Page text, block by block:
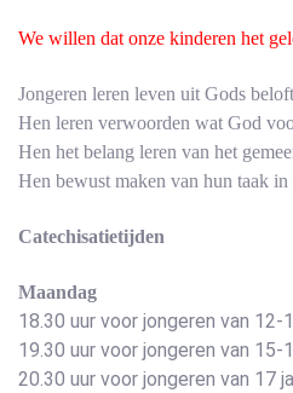
We willen dat onze kinderen het
Jongeren leren leven uit Gods
Hen leren verwoorden wat God
Hen het belang leren van het
Hen bewust maken van hun taak in
Catechisatietijden
Maandag
18.30 uur voor jongeren van 12-
19.30 uur voor jongeren van 15-
20.30 uur voor jongeren van 17